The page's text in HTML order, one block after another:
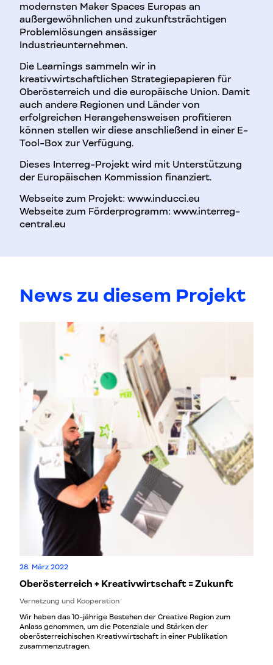
modernsten Maker Spaces Europas an
außergewöhnlichen und zukunftsträchtigen
Problemlösungen ansässiger
Industrieunternehmen.
Die Learnings sammeln wir in
kreativwirtschaftlichen Strategiepapieren für
Oberösterreich und die europäische Union. Damit
auch andere Regionen und Länder von
erfolgreichen Herangehensweisen profitieren
können stellen wir diese anschließend in einer E-
Tool-Box zur Verfügung.
Dieses Interreg-Projekt wird mit Unterstützung
der Europäischen Kommission finanziert.
Webseite zum Projekt: www.inducci.eu
Webseite zum Förderprogramm: www.interreg-
central.eu
News zu diesem Projekt
28. März 2022
Oberösterreich + Kreativwirtschaft = Zukunft
Vernetzung und Kooperation
Wir haben das 10-jährige Bestehen der Creative Region zum
Anlass genommen, um die Potenziale und Stärken der
oberösterreichischen Kreativwirtschaft in einer Publikation
zusammenzutragen.